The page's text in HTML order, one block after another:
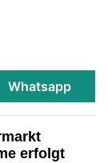
Whatsapp
erfolgt